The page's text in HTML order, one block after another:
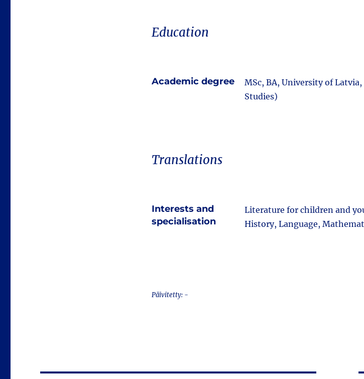
Education
Academic degree
MSc, BA, University of
Studies)
Translations
Interests and
specialisation
Literature for children and
History, Language,
Päivitetty: -